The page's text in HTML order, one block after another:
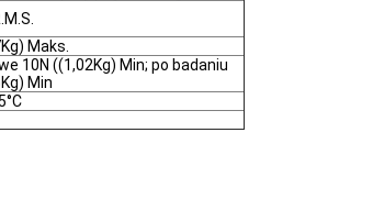
Maks.
10N ((1,02Kg) Min; po badaniu
Min